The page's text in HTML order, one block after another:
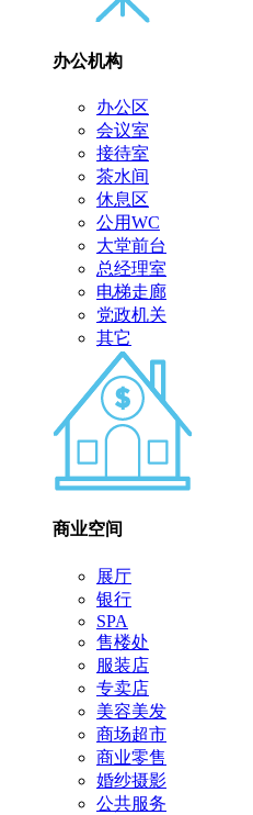
办公机构
办公区
会议室
接待室
茶水间
休息区
公用WC
大堂前台
总经理室
电梯走廊
党政机关
其它
商业空间
展厅
银行
SPA
售楼处
服装店
专卖店
美容美发
商场超市
商业零售
婚纱摄影
公共服务